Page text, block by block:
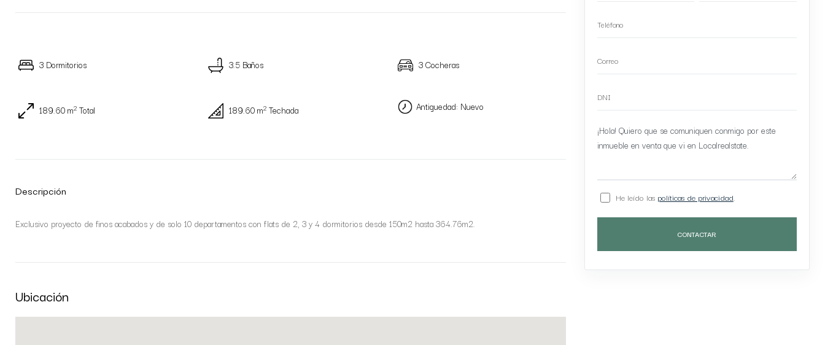
3 Dormitorios 3.5 Baños 3 Cocheras
189.60 m2 Total 189.60 m2Techada Antiguedad: Nuevo
Descripción
Exclusivo proyecto de finos acabados y de solo 10 departamentos con flats de 2, 3 y 4 dormitorios desde 150m2 hasta 364.76m2.
Ubicación
He leído las políticas de privacidad.
CONTACTAR